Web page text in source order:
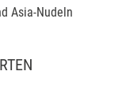
Asia-Nudeln